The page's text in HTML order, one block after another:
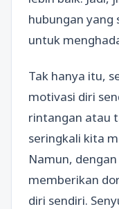
hubungan yang
untuk
Tak hanya itu,
motivasi diri
rintangan atau
seringkali kita
Namun,
memberikan
diri sendiri.